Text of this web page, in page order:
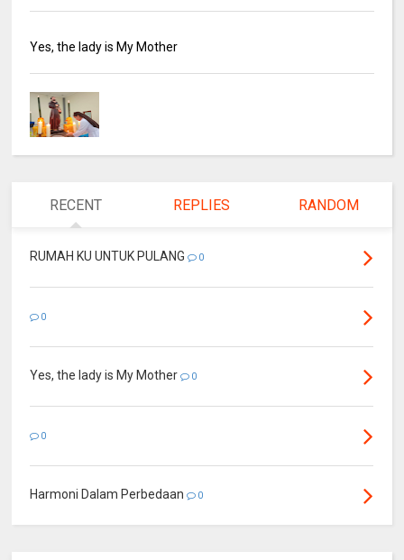
Yes, the lady is My Mother
RECENT REPLIES RANDOM
RUMAH KU UNTUK PULANG 0
0
Yes, the lady is My Mother 0
0
Harmoni Dalam Perbedaan 0